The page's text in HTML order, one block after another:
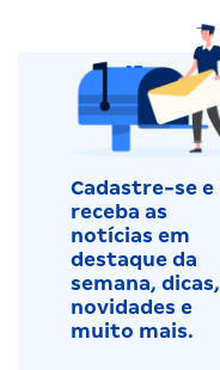
Cadastre-se e
receba as
notícias em
destaque da
semana, dicas,
novidades e
muito mais.